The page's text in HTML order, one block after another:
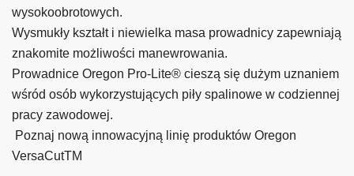
wysokoobrotowych.
Wysmukły kształt i niewielka masa prowadnicy zapewniają
znakomite możliwości manewrowania.
Prowadnice Oregon Pro-Lite® cieszą się dużym uznaniem
wśród osób wykorzystujących piły spalinowe w codziennej
pracy zawodowej.
Poznaj nową innowacyjną linię produktów Oregon
VersaCutTM